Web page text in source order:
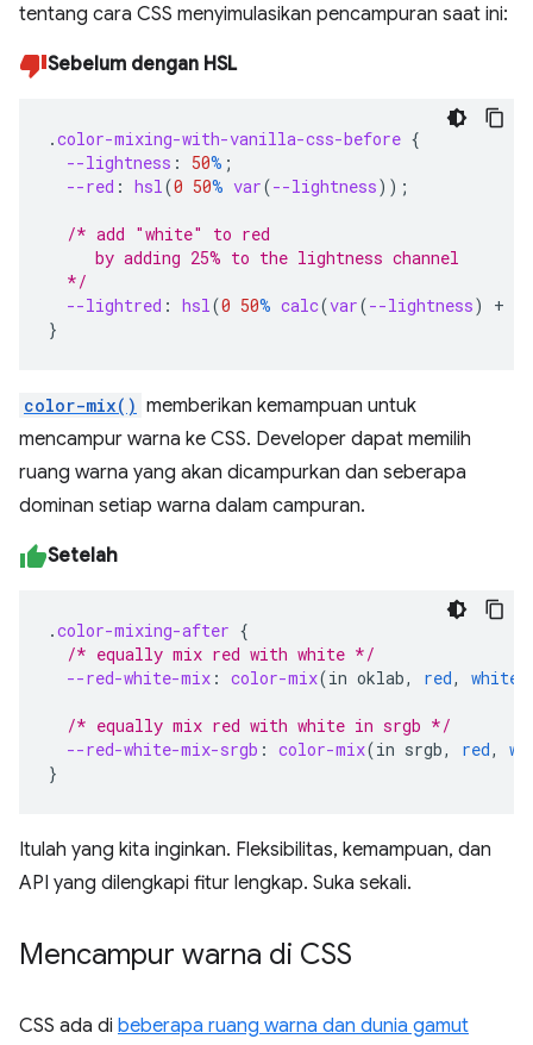
tentang cara CSS menyimulasikan pencampuran saat ini:
Sebelum dengan HSL
.color-mixing-with-vanilla-css-before {
--lightness : 50% ;
--red : hsl(0 50% var(--lightness));
/* add "white" to red
     by adding 25% to the lightness channel
  */
--lightred : hsl(0 50% calc(var(--lightness) +
}
color-mix() memberikan kemampuan untuk
mencampur warna ke CSS. Developer dapat memilih
ruang warna yang akan dicampurkan dan seberapa
dominan setiap warna dalam campuran.
Setelah
.color-mixing-after {
/* equally mix red with white */
--red-white-mix : color-mix(in oklab, red, white
/* equally mix red with white in srgb */
--red-white-mix-srgb : color-mix(in srgb, red,
}
Itulah yang kita inginkan. Fleksibilitas, kemampuan, dan
API yang dilengkapi fitur lengkap. Suka sekali.
Mencampur warna di CSS
CSS ada di beberapa ruang warna dan dunia gamut